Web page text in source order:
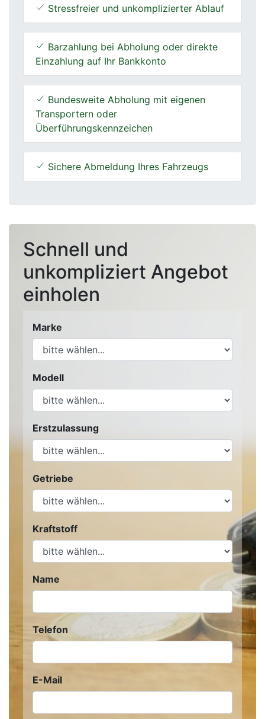
Stressfreier und unkomplizierter Ablauf
Barzahlung bei Abholung oder direkte
Einzahlung auf Ihr Bankkonto
Bundesweite Abholung mit eigenen
Transportern oder
Überführungskennzeichen
Sichere Abmeldung Ihres Fahrzeugs
Schnell und
unkompliziert Angebot
einholen
Marke
Modell
Erstzulassung
Getriebe
Kraftstoff
Name
Telefon
E-Mail